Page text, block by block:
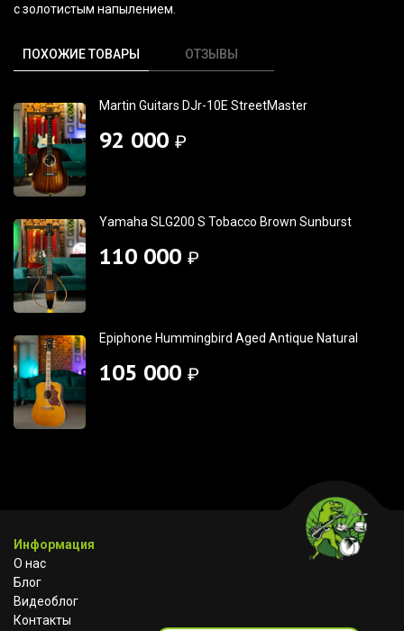
с золотистым напылением.
ПОХОЖИЕ ТОВАРЫ ОТЗЫВЫ
Martin Guitars DJr-10E StreetMaster
92 000 ₽
Yamaha SLG200 S Tobacco Brown Sunburst
110 000 ₽
Epiphone Hummingbird Aged Antique Natural
105 000 ₽
Информация
О нас
Блог
Видеоблог
Контакты